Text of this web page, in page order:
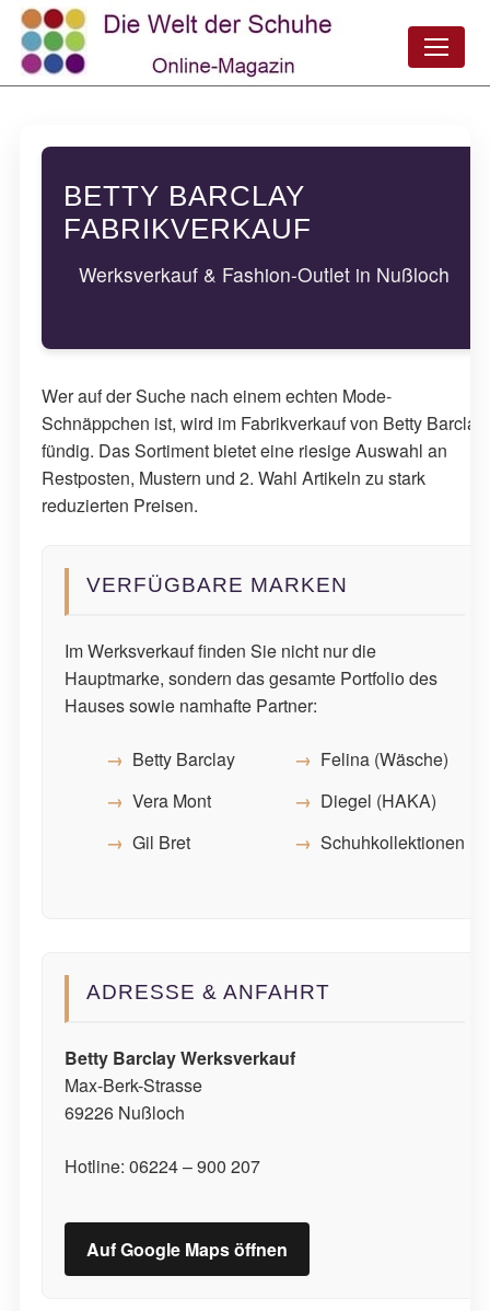
BETTY BARCLAY
FABRIKVERKAUF
Werksverkauf & Fashion-Outlet in Nußloch
Wer auf der Suche nach einem echten Mode-
Schnäppchen ist, wird im Fabrikverkauf von Betty Barclay
fündig. Das Sortiment bietet eine riesige Auswahl an
Restposten, Mustern und 2. Wahl Artikeln zu stark
reduzierten Preisen.
VERFÜGBARE MARKEN
Im Werksverkauf finden Sie nicht nur die
Hauptmarke, sondern das gesamte Portfolio des
Hauses sowie namhafte Partner:
Betty Barclay
Vera Mont
Gil Bret
Felina (Wäsche)
Diegel (HAKA)
Schuhkollektionen
ADRESSE & ANFAHRT
Betty Barclay Werksverkauf
Max-Berk-Strasse
69226 Nußloch
Hotline: 06224 – 900 207
Auf Google Maps öffnen